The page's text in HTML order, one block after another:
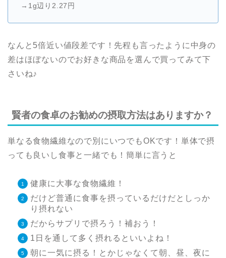
→1g辺り2.27円
なんと5倍近い値段差です！先程も言ったように中身の
差はほぼないのでお好きな商品を選んで買ってみて下
さいね♪
賢者の食卓のお勧めの摂取方法はありますか？
単なる食物繊維なので別にいつでもOKです！単体で摂
っても良いし食事と一緒でも！簡単に言うと
健康に大事な食物繊維！
だけど普通に食事を摂っているだけだとしっか
り摂れない
だからサプリで摂ろう！補おう！
1日を通して多く摂れるといいよね！
朝に一気に摂る！とかじゃなくて朝、昼、夜に